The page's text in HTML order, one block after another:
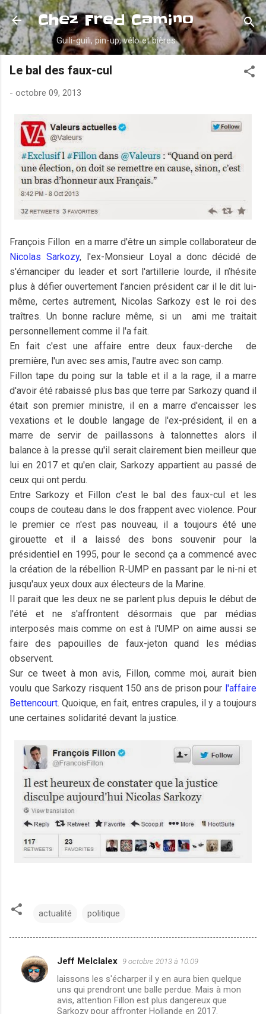
Accéder au contenu principal
Chez Fred Camino
Guili-guili, pin-up, vélo et bières
Le bal des faux-cul
- octobre 09, 2013
François Fillon en a marre d'être un simple collaborateur de
Nicolas Sarkozy, l'ex-Monsieur Loyal a donc décidé de
s'émanciper du leader et sort l'artillerie lourde, il n’hésite
plus à défier ouvertement l’ancien président car il le dit lui-
même, certes autrement, Nicolas Sarkozy est le roi des
traîtres. Un bonne raclure même, si un ami me traitait
personnellement comme il l'a fait.
En fait c'est une affaire entre deux faux-derche de
première, l'un avec ses amis, l'autre avec son camp.
Fillon tape du poing sur la table et il a la rage, il a marre
d'avoir été rabaissé plus bas que terre par Sarkozy quand il
était son premier ministre, il en a marre d'encaisser les
vexations et le double langage de l'ex-président, il en a
marre de servir de paillassons à talonnettes alors il
balance à la presse qu'il serait clairement bien meilleur que
lui en 2017 et qu'en clair, Sarkozy appartient au passé de
ceux qui ont perdu.
Entre Sarkozy et Fillon c'est le bal des faux-cul et les
coups de couteau dans le dos frappent avec violence. Pour
le premier ce n'est pas nouveau, il a toujours été une
girouette et il a laissé des bons souvenir pour la
présidentiel en 1995, pour le second ça a commencé avec
la création de la rébellion R-UMP en passant par le ni-ni et
jusqu'aux yeux doux aux électeurs de la Marine.
Il parait que les deux ne se parlent plus depuis le début de
l'été et ne s'affrontent désormais que par médias
interposés mais comme on est à l'UMP on aime aussi se
faire des papouilles de faux-jeton quand les médias
observent.
Sur ce tweet à mon avis, Fillon, comme moi, aurait bien
voulu que Sarkozy risquent 150 ans de prison pour l'affaire
Bettencourt. Quoique, en fait, entres crapules, il y a toujours
une certaines solidarité devant la justice.
actualité politique
C
Jeff Melclalex 9 octobre 2013 à 10:09
laissons les s'écharper il y en aura bien quelque
uns qui prendront une balle perdue. Mais à mon
avis, attention Fillon est plus dangereux que
Sarkozy pour affronter Hollande en 2017.